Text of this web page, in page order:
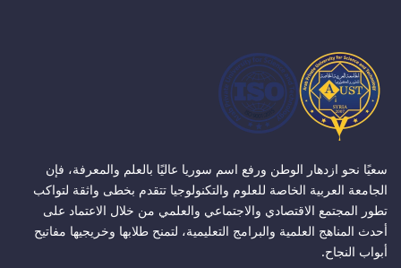
سعيًا نحو ازدهار الوطن ورفع اسم سوريا عاليًا بالعلم والمعرفة، فإن
الجامعة العربية الخاصة للعلوم والتكنولوجيا تتقدم بخطى واثقة لتواكب
تطور المجتمع الاقتصادي والاجتماعي والعلمي من خلال الاعتماد على
أحدث المناهج العلمية والبرامج التعليمية، لتمنح طلابها وخريجيها مفاتيح
أبواب النجاح.